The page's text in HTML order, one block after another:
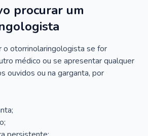
procurar um
o otorrinolaringologista se for
médico ou se apresentar qualquer
ouvidos ou na garganta, por